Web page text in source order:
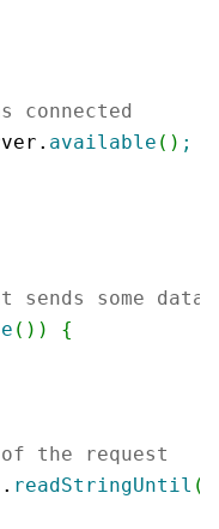
available ( ) ;
some data
( ) )
{
the request
readStringUntil (